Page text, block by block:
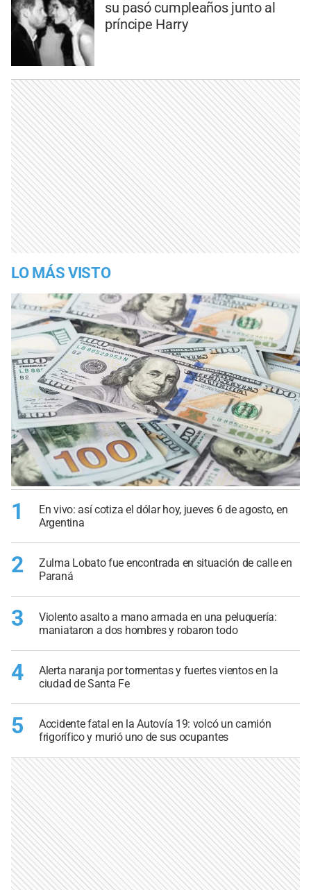
su pasó cumpleaños junto al
príncipe Harry
LO MÁS VISTO
1
En vivo: así cotiza el dólar hoy, jueves 6 de agosto, en
Argentina
2
Zulma Lobato fue encontrada en situación de calle en
Paraná
3
Violento asalto a mano armada en una peluquería:
maniataron a dos hombres y robaron todo
4
Alerta naranja por tormentas y fuertes vientos en la
ciudad de Santa Fe
5
Accidente fatal en la Autovía 19: volcó un camión
frigorífico y murió uno de sus ocupantes